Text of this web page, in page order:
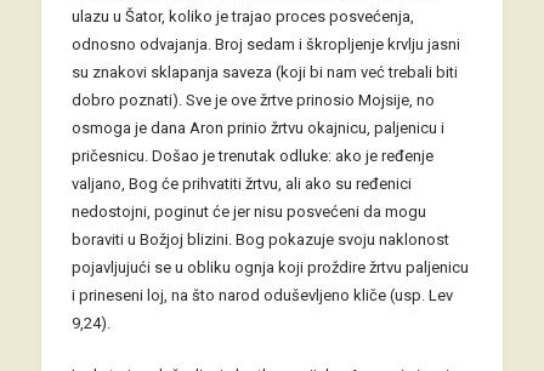
ulazu u Šator, koliko je trajao proces posvećenja,
odnosno odvajanja. Broj sedam i škropljenje krvlju jasni
su znakovi sklapanja saveza (koji bi nam već trebali biti
dobro poznati). Sve je ove žrtve prinosio Mojsije, no
osmoga je dana Aron prinio žrtvu okajnicu, paljenicu i
pričesnicu. Došao je trenutak odluke: ako je ređenje
valjano, Bog će prihvatiti žrtvu, ali ako su ređenici
nedostojni, poginut će jer nisu posvećeni da mogu
boraviti u Božjoj blizini. Bog pokazuje svoju naklonost
pojavljujući se u obliku ognja koji proždire žrtvu paljenicu
i prineseni loj, na što narod oduševljeno kliče (usp. Lev
9,24).